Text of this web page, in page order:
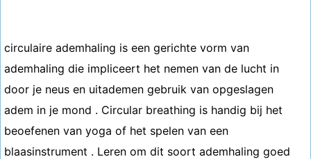
circulaire ademhaling is een gerichte vorm van
ademhaling die impliceert het nemen van de lucht in
door je neus en uitademen gebruik van opgeslagen
adem in je mond . Circular breathing is handig bij het
beoefenen van yoga of het spelen van een
blaasinstrument . Leren om dit soort ademhaling goed